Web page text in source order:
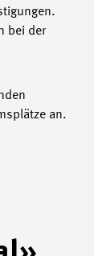
bei der
an.